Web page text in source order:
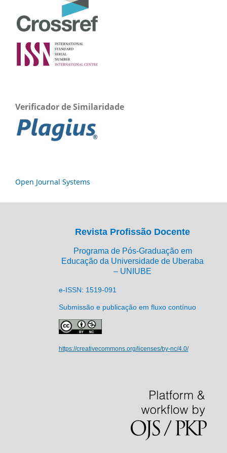
Verificador de Similaridade
Open Journal Systems
Revista Profissão Docente
Programa de Pós-Graduação em
Educação da Universidade de Uberaba
– UNIUBE
e-ISSN: 1519-091
Submissão e publicação em fluxo contínuo
https://creativecommons.org/licenses/by-nc/4.0/